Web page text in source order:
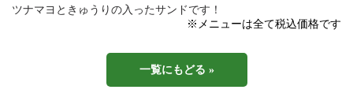
ツナマヨときゅうりの入ったサンドです！
※メニューは全て税込価格です
一覧にもどる »